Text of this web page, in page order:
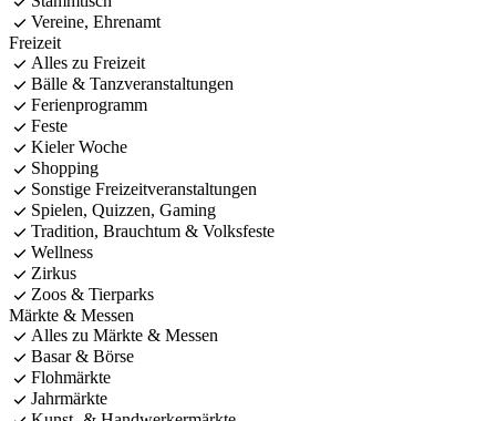
Vereine, Ehrenamt
Freizeit
Alles zu Freizeit
Bälle & Tanzveranstaltungen
Ferienprogramm
Feste
Kieler Woche
Shopping
Sonstige Freizeitveranstaltungen
Spielen, Quizzen, Gaming
Tradition, Brauchtum & Volksfeste
Wellness
Zirkus
Zoos & Tierparks
Märkte & Messen
Alles zu Märkte & Messen
Basar & Börse
Flohmärkte
Jahrmärkte